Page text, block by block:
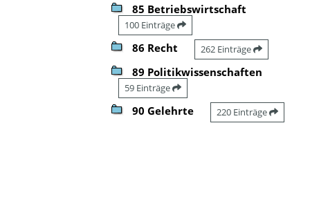
85 Betriebswirtschaft
100 Einträge
86 Recht 262 Einträge
89 Politikwissenschaften
59 Einträge
90 Gelehrte 220 Einträge